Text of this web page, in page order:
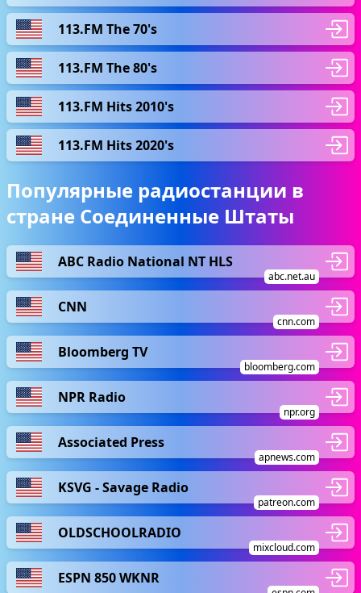
113.FM The 70's
113.FM The 80's
113.FM Hits 2010's
113.FM Hits 2020's
Популярные радиостанции в
стране Соединенные Штаты
ABC Radio National NT HLS
abc.net.au
CNN
cnn.com
Bloomberg TV
bloomberg.com
NPR Radio
npr.org
Associated Press
apnews.com
KSVG - Savage Radio
patreon.com
OLDSCHOOLRADIO
mixcloud.com
ESPN 850 WKNR